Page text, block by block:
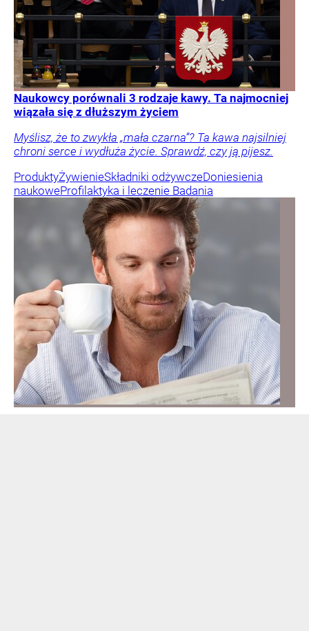
Naukowcy porównali 3 rodzaje kawy. Ta najmocniej
wiązała się z dłuższym życiem
Myślisz, że to zwykła „mała czarna”? Ta kawa najsilniej
chroni serce i wydłuża życie. Sprawdź, czy ją pijesz.
ProduktyŻywienieSkładniki odżywczeDoniesienia
naukoweProfilaktyka i leczenie Badania